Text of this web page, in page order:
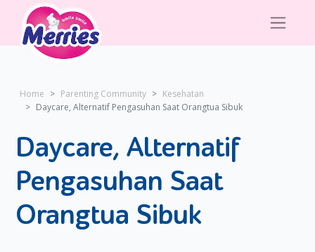
Home Parenting Community
Kesehatan
Daycare, Alternatif Pengasuhan Saat Orangtua Sibuk
Daycare, Alternatif
Pengasuhan Saat
Orangtua Sibuk